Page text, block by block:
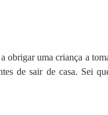
obrigar uma criança a
de sair de casa. Sei